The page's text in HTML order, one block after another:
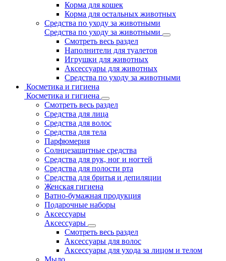
Корма для кошек
Корма для остальных животных
Средства по уходу за животными
Средства по уходу за животными
Смотреть весь раздел
Наполнители для туалетов
Игрушки для животных
Аксессуары для животных
Средства по уходу за животными
Косметика и гигиена
Косметика и гигиена
Смотреть весь раздел
Средства для лица
Средства для волос
Средства для тела
Парфюмерия
Солнцезащитные средства
Средства для рук, ног и ногтей
Средства для полости рта
Средства для бритья и депиляции
Женская гигиена
Ватно-бумажная продукция
Подарочные наборы
Аксессуары
Аксессуары
Смотреть весь раздел
Аксессуары для волос
Аксессуары для ухода за лицом и телом
Мыло